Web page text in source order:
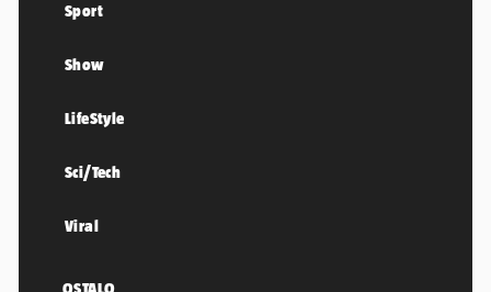
Sport
Show
LifeStyle
Sci/Tech
Viral
OSTALO